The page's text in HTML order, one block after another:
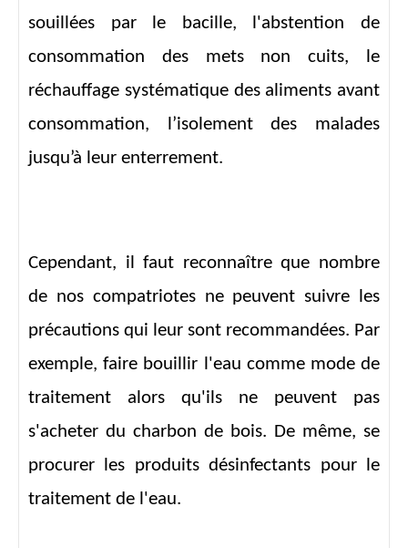
souillées par le bacille, l'abstention de
consommation des mets non cuits, le
réchauffage systématique des aliments avant
consommation, l’isolement des malades
jusqu’à leur enterrement.
Cependant, il faut reconnaître que nombre
de nos compatriotes ne peuvent suivre les
précautions qui leur sont recommandées. Par
exemple, faire bouillir l'eau comme mode de
traitement alors qu'ils ne peuvent pas
s'acheter du charbon de bois. De même, se
procurer les produits désinfectants pour le
traitement de l'eau.